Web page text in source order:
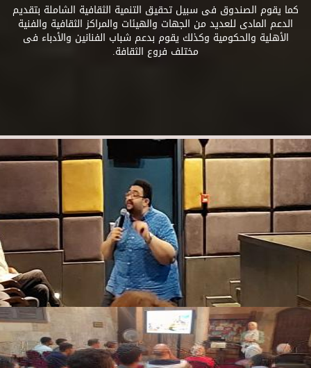
كما يقوم الصندوق فى سبيل تحقيق التنمية الثقافية الشاملة بتقديم
الدعم المادى للعديد من الجهات والهيئات والمراكز الثقافية والفنية
الأهلية والحكومية وكذلك يقوم بدعم شباب الفنانين والأدباء فى
مختلف فروع الثقافة.